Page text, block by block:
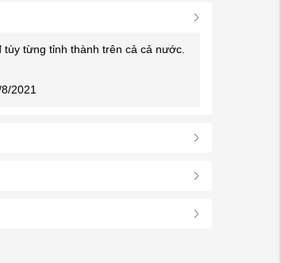
từng tỉnh thành trên cả cả nước.
2021